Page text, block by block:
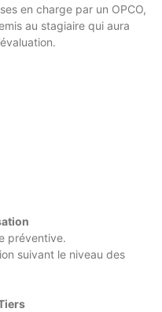
en charge par un OPCO,
au stagiaire qui aura
préventive.
suivant le niveau des